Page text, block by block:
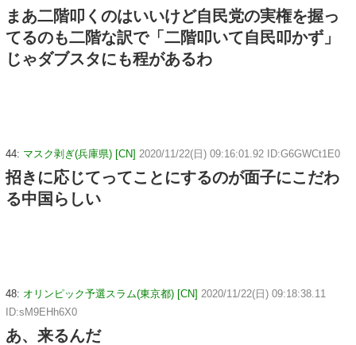
まあ二階叩くのはいいけど自民党の実権を握っ
てるのも二階な訳で「二階叩いて自民叩かず」
じゃダブスタにも程があるわ
44: マスク剥ぎ(兵庫県) [CN] 2020/11/22(日) 09:16:01.92 ID:G6GWCt1E0
招きに応じてってことにするのが面子にこだわ
る中国らしい
48: オリンピック予選スラム(東京都) [CN] 2020/11/22(日) 09:18:38.11
ID:sM9EHh6X0
あ、来るんだ